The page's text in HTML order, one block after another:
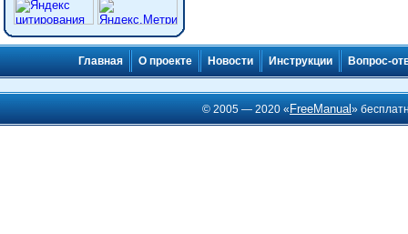
Главная О проекте Новости Инструкции Вопрос-
© 2005 — 2020 « FreeManual»